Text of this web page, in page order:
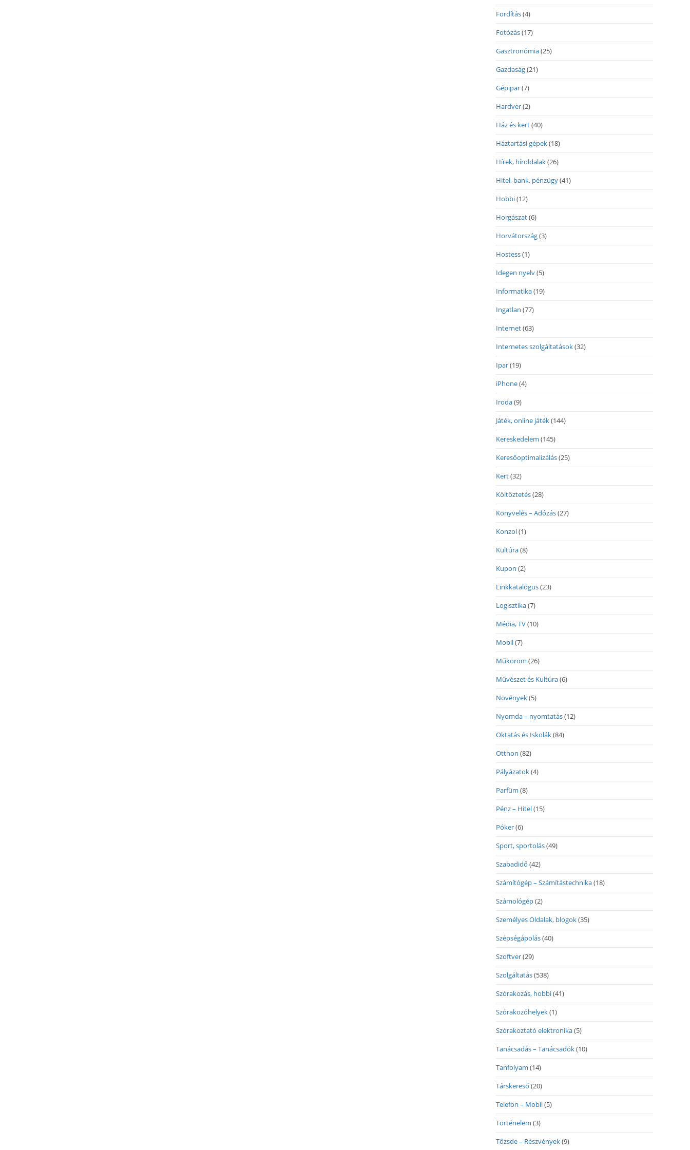
Fordítás(4)
Fotózás(17)
Gasztronómia(25)
Gazdaság(21)
Gépipar(7)
Hardver(2)
Ház és kert(40)
Háztartási gépek(18)
Hírek, híroldalak(26)
Hitel, bank, pénzügy(41)
Hobbi(12)
Horgászat(6)
Horvátország(3)
Hostess(1)
Idegen nyelv(5)
Informatika(19)
Ingatlan (77)
Internet(63)
Internetes szolgáltatások(32)
Ipar(19)
iPhone(4)
Iroda(9)
Játék, online játék(144)
Kereskedelem (145)
Keresőoptimalizálás(25)
Kert(32)
Költöztetés(28)
Könyvelés – Adózás(27)
Konzol(1)
Kultúra(8)
Kupon (2)
Linkkatalógus(23)
Logisztika(7)
Média, TV(10)
Mobil(7)
Műköröm (26)
Művészet és Kultúra(6)
Növények(5)
Nyomda – nyomtatás(12)
Oktatás és Iskolák(84)
Otthon (82)
Pályázatok(4)
Parfüm (8)
Pénz – Hitel(15)
Póker(6)
Sport, sportolás(49)
Szabadidő (42)
Számítógép – Számítástechnika(18)
Számológép(2)
Személyes Oldalak, blogok(35)
Szépségápolás(40)
Szoftver(29)
Szolgáltatás(538)
Szórakozás, hobbi(41)
Szórakozóhelyek(1)
Szórakoztató elektronika(5)
Tanácsadás – Tanácsadók(10)
Tanfolyam (14)
Társkereső (20)
Telefon – Mobil(5)
Történelem (3)
Tőzsde – Részvények(9)